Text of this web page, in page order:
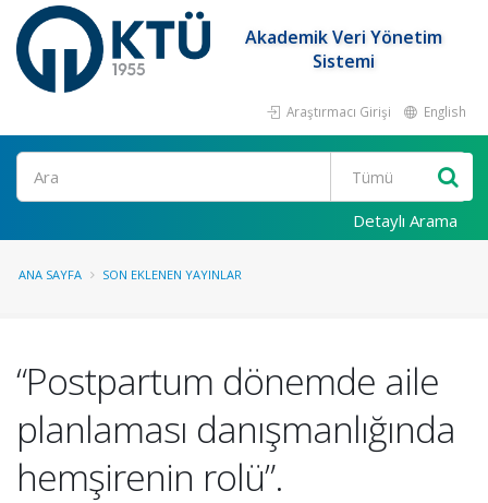
Akademik Veri Yönetim
Sistemi
Araştırmacı Girişi English
Ara
Detaylı Arama
ANA SAYFA SON EKLENEN YAYINLAR
“Postpartum dönemde aile
planlaması danışmanlığında
hemşirenin rolü”.